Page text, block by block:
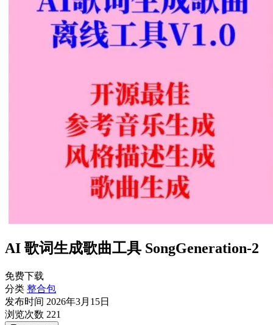
AI 歌词生成歌曲工具 SongGeneration-2
免费下载
分类 整合包
发布时间 2026年3月15日
浏览次数 221